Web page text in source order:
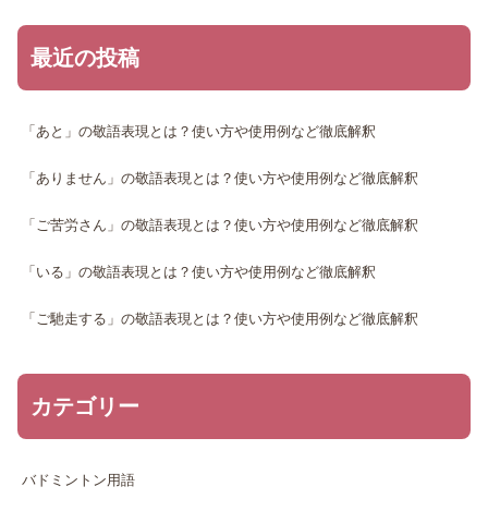
最近の投稿
「あと」の敬語表現とは？使い方や使用例など徹底解釈
「ありません」の敬語表現とは？使い方や使用例など徹底解釈
「ご苦労さん」の敬語表現とは？使い方や使用例など徹底解釈
「いる」の敬語表現とは？使い方や使用例など徹底解釈
「ご馳走する」の敬語表現とは？使い方や使用例など徹底解釈
カテゴリー
バドミントン用語